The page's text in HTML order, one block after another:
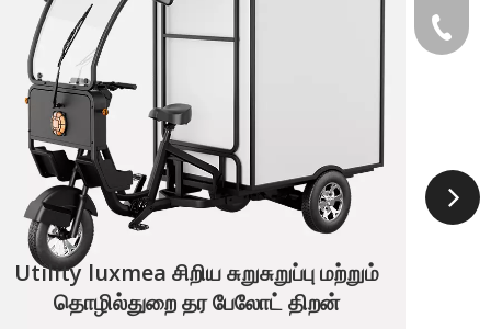
Utility luxmea சிறிய சுறுசுறுப்பு மற்றும்
தொழில்துறை தர பேலோட் திறன்
+49